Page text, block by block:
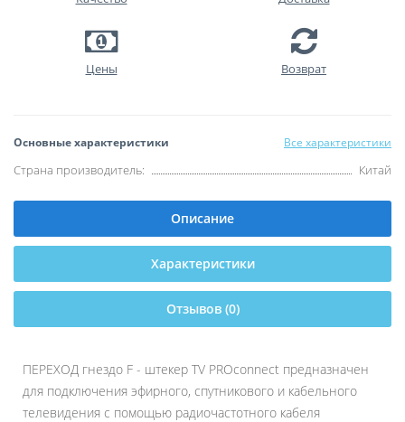
Цены Возврат
Основные характеристики Все характеристики
Страна производитель: Китай
Описание
Характеристики
Отзывов (0)
ПЕРЕХОД гнездо F - штекер TV PROconnect предназначен
для подключения эфирного, спутникового и кабельного
телевидения с помощью радиочастотного кабеля